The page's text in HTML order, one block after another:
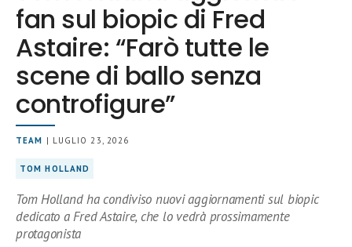
fan sul biopic di Fred
Astaire: “Farò tutte le
scene di ballo senza
controfigure”
TEAM | LUGLIO 23, 2026
TOM HOLLAND
Tom Holland ha condiviso nuovi aggiornamenti sul biopic
dedicato a Fred Astaire, che lo vedrà prossimamente
protagonista